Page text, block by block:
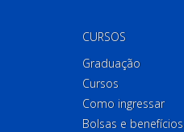
CURSOS
Graduação
Cursos
Como ingressar
Bolsas e benefícios